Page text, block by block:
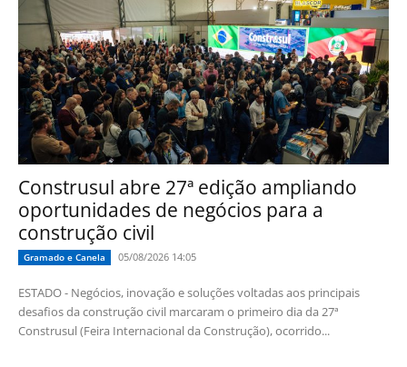
Construsul abre 27ª edição ampliando
oportunidades de negócios para a
construção civil
Gramado e Canela 05/08/2026 14:05
ESTADO - Negócios, inovação e soluções voltadas aos principais
desafios da construção civil marcaram o primeiro dia da 27ª
Construsul (Feira Internacional da Construção), ocorrido...